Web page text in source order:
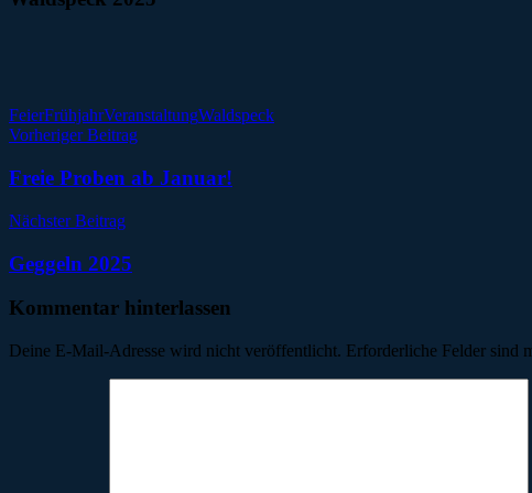
FeierFrühjahrVeranstaltungWaldspeck
Beitragsnavigation
Vorheriger Beitrag
Freie Proben ab Januar!
Nächster Beitrag
Geggeln 2025
Kommentar hinterlassen
Deine E-Mail-Adresse wird nicht veröffentlicht. Erforderliche Felder sind